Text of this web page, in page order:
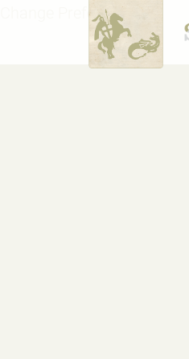
Change Preferences